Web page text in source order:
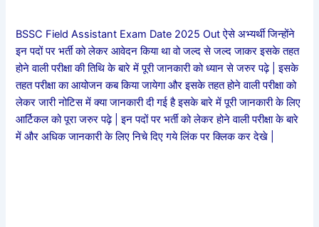
BSSC Field Assistant Exam Date 2025 Out ऐसे अभ्यर्थी जिन्होंने
इन पदों पर भर्ती को लेकर आवेदन किया था वो जल्द से जल्द जाकर इसके तहत
होने वाली परीक्षा की तिथि के बारे में पूरी जानकारी को ध्यान से जरुर पढ़े | इसके
तहत परीक्षा का आयोजन कब किया जायेगा और इसके तहत होने वाली परीक्षा को
लेकर जारी नोटिस में क्या जानकारी दी गई है इसके बारे में पूरी जानकारी के लिए
आर्टिकल को पूरा जरुर पढ़े | इन पदों पर भर्ती को लेकर होने वाली परीक्षा के बारे
में और अधिक जानकारी के लिए निचे दिए गये लिंक पर क्लिक कर देखे |